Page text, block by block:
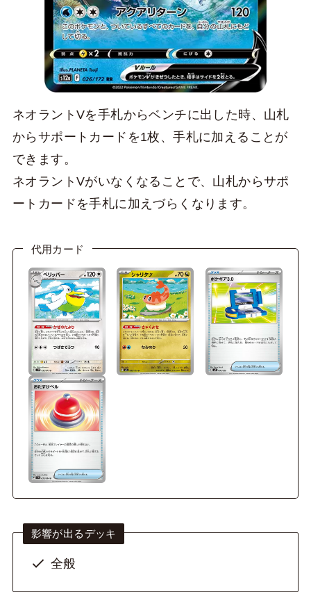
ネオラントVを手札からベンチに出した時、山札
からサポートカードを1枚、手札に加えることが
できます。
ネオラントVがいなくなることで、山札からサポ
ートカードを手札に加えづらくなります。
代用カード
影響が出るデッキ
全般